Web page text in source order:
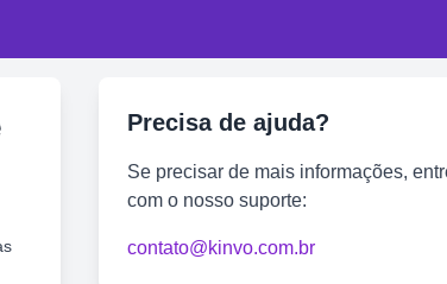
Precisa de ajuda?
Se precisar de mais informações,
com o nosso suporte:
contato@kinvo.com.br